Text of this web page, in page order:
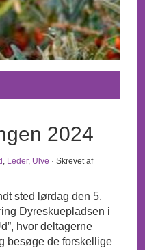
2024
, Leder, Ulve · Skrevet af
sted lørdag den 5.
Dyreskuepladsen i
hvor deltagerne
besøge de forskellige